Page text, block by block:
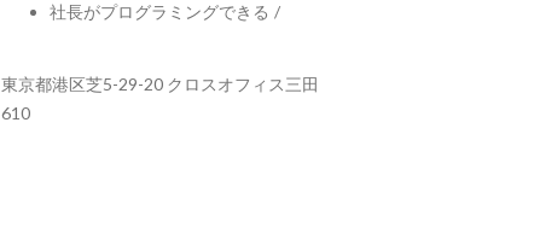
社長がプログラミングできる /
東京都港区芝5-29-20 クロスオフィス三田
610